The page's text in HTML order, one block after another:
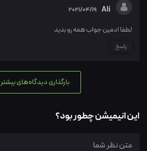
Ali
2021/04/19
لطفا ادمین جواب همه رو بدید
پاسخ
بارگذاری دیدگاه‌های بیشتر
این انیمیشن چطور بود؟